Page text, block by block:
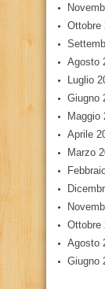
Ottobre
Agosto
Luglio
Giugno
Maggio
Aprile
Marzo
Ottobre
Agosto
Giugno